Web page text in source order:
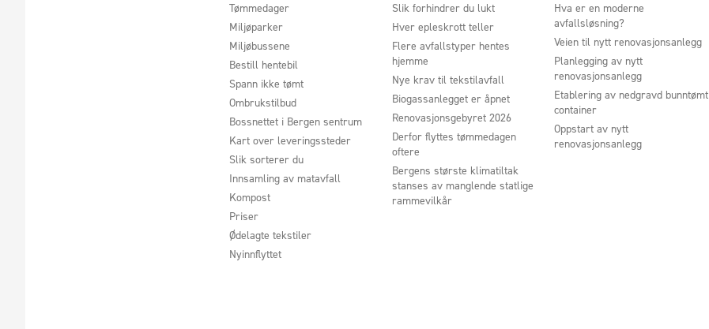
Tømmedager
Miljøparker
Miljøbussene
Bestill hentebil
Spann ikke tømt
Ombrukstilbud
Bossnettet i Bergen sentrum
Kart over leveringssteder
Slik sorterer du
Innsamling av matavfall
Kompost
Priser
Ødelagte tekstiler
Nyinnflyttet
Slik forhindrer du lukt
Hver epleskrott teller
Flere avfallstyper hentes
hjemme
Nye krav til tekstilavfall
Biogassanlegget er åpnet
Renovasjonsgebyret 2026
Derfor flyttes tømmedagen
oftere
Bergens største klimatiltak
stanses av manglende statlige
rammevilkår
Hva er en moderne
avfallsløsning?
Veien til nytt renovasjonsanlegg
Planlegging av nytt
renovasjonsanlegg
Etablering av nedgravd bunntømt
container
Oppstart av nytt
renovasjonsanlegg